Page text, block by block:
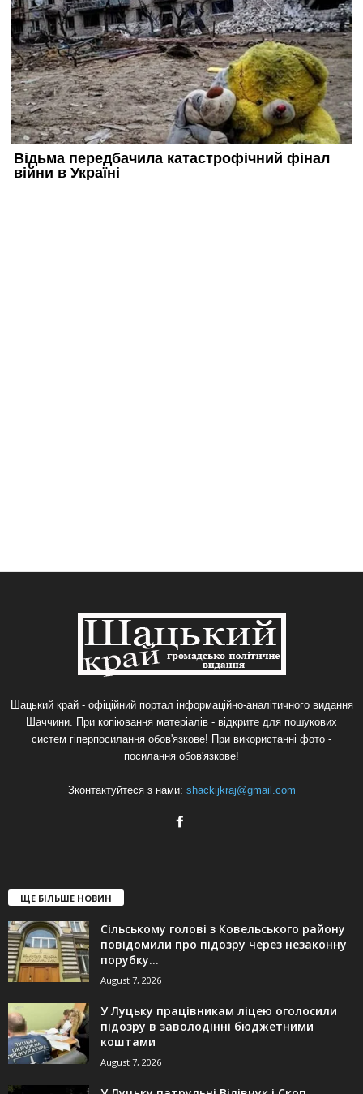
Шацький край - офіційний портал інформаційно-аналітичного видання
Шаччини. При копіювання матеріалів - відкрите для пошукових
систем гіперпосилання обов'язкове! При використанні фото -
посилання обов'язкове!
Зконтактуйтеся з нами: shackijkraj@gmail.com
ЩЕ БІЛЬШЕ НОВИН
Сільському голові з Ковельського району
повідомили про підозру через незаконну
порубку...
August 7, 2026
У Луцьку працівникам ліцею оголосили
підозру в заволодінні бюджетними
коштами
August 7, 2026